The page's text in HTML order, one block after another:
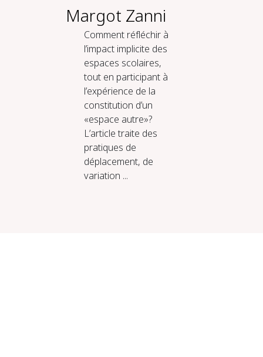
Margot Zanni
Comment réfléchir à
l’impact implicite des
espaces scolaires,
tout en participant à
l’expérience de la
constitution d’un
«espace autre»?
L’article traite des
pratiques de
déplacement, de
variation ...